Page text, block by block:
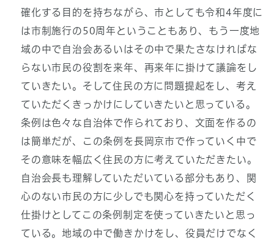
確化する目的を持ちながら、市としても令和4年度に
は市制施行の50周年ということもあり、もう一度地
域の中で自治会あるいはその中で果たさなければな
らない市民の役割を来年、再来年に掛けて議論をし
ていきたい。そして住民の方に問題提起をし、考え
ていただくきっかけにしていきたいと思っている。
条例は色々な自治体で作られており、文面を作るの
は簡単だが、この条例を長岡京市で作っていく中で
その意味を幅広く住民の方に考えていただきたい。
自治会長も理解していただいている部分もあり、関
心のない市民の方に少しでも関心を持っていただく
仕掛けとしてこの条例制定を使っていきたいと思っ
ている。地域の中で働きかけをし、役員だけでなく